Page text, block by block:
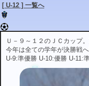
[ U-12 ] 一覧へ
Ｕ－９～１２のＪＣカップ
今年は全ての学年が決勝戦
U-9:準優勝 U-10:優勝 U-11: